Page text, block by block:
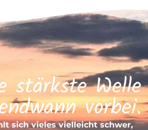
stärkste Welle
vorbei.
sich vieles vielleicht schwer,